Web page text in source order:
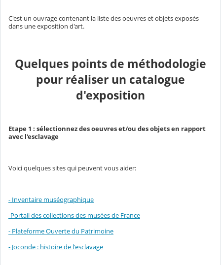
C'est un ouvrage contenant la liste des oeuvres et objets exposés
dans une exposition d'art.
Quelques points de méthodologie
pour réaliser un catalogue
d'exposition
Etape 1 : sélectionnez des oeuvres et/ou des objets en rapport
avec l'esclavage
Voici quelques sites qui peuvent vous aider:
- Inventaire muséographique
-Portail des collections des musées de France
- Plateforme Ouverte du Patrimoine
- Joconde : histoire de l'esclavage